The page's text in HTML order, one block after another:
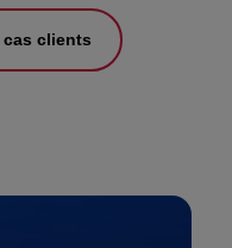
clients